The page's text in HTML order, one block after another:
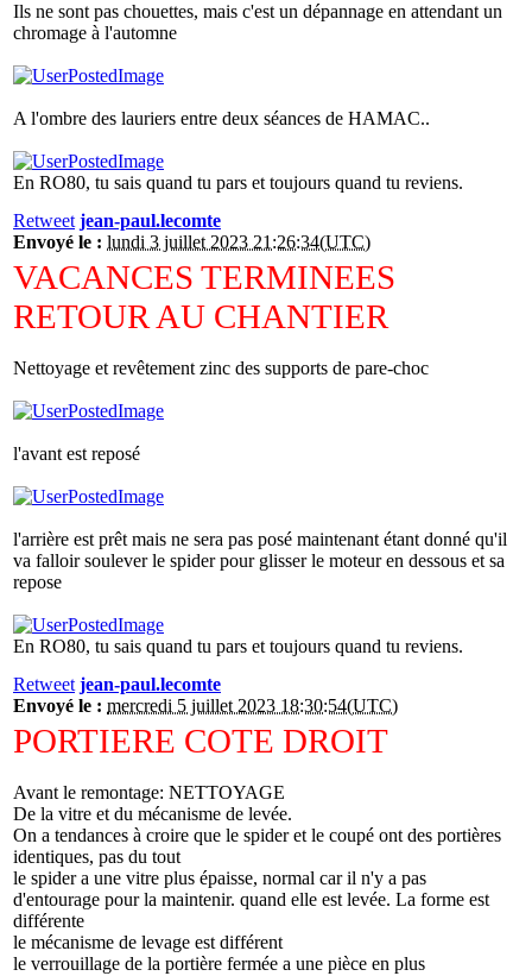
Ils ne sont pas chouettes, mais c'est un dépannage en attendant un
chromage à l'automne
A l'ombre des lauriers entre deux séances de HAMAC..
En RO80, tu sais quand tu pars et toujours quand tu reviens.
Retweet jean-paul.lecomte
Envoyé le : lundi 3 juillet 2023 21:26:34(UTC)
VACANCES TERMINEES
RETOUR AU CHANTIER
Nettoyage et revêtement zinc des supports de pare-choc
l'avant est reposé
l'arrière est prêt mais ne sera pas posé maintenant étant donné qu'il
va falloir soulever le spider pour glisser le moteur en dessous et sa
repose
En RO80, tu sais quand tu pars et toujours quand tu reviens.
Retweet jean-paul.lecomte
Envoyé le : mercredi 5 juillet 2023 18:30:54(UTC)
PORTIERE COTE DROIT
Avant le remontage: NETTOYAGE
De la vitre et du mécanisme de levée.
On a tendances à croire que le spider et le coupé ont des portières
identiques, pas du tout
le spider a une vitre plus épaisse, normal car il n'y a pas
d'entourage pour la maintenir. quand elle est levée. La forme est
différente
le mécanisme de levage est différent
le verrouillage de la portière fermée a une pièce en plus